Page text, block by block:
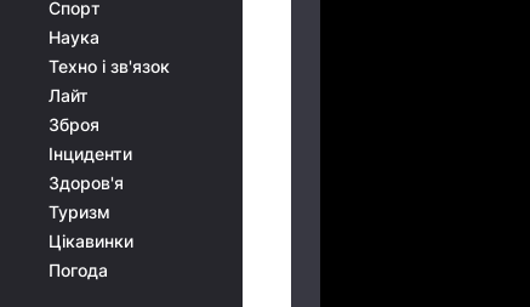
Спорт
Наука
Техно і зв'язок
Лайт
Зброя
Інциденти
Здоров'я
Туризм
Цікавинки
Погода